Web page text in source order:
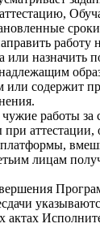
работу
или назначить
или содержит
работы за
аттестации,
лицам